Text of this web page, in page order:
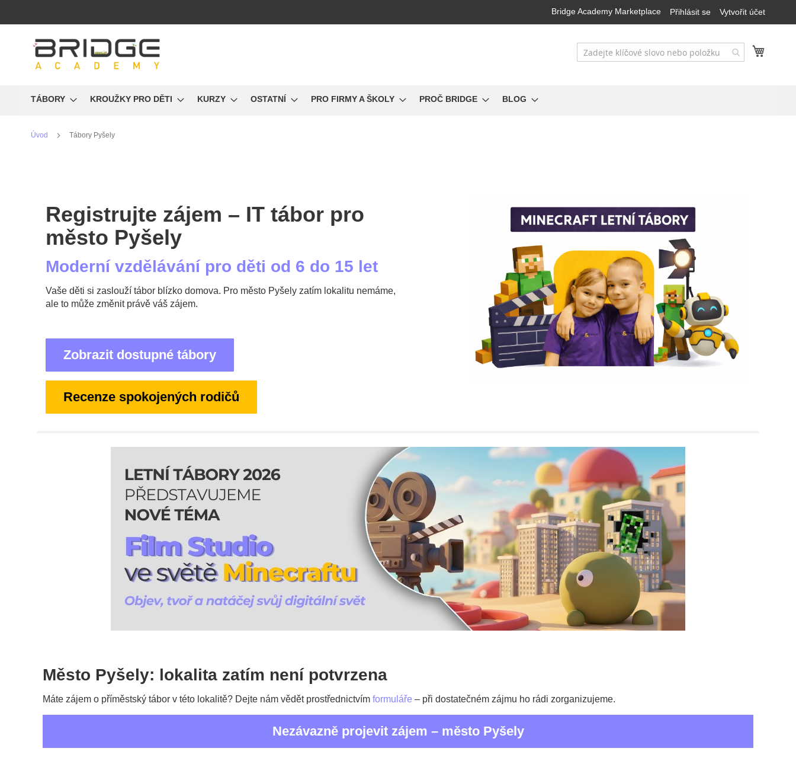
na
Bridge Academy Marketplace Přihlásit se Vytvořit účet
TÁBORY KROUŽKY PRO DĚTI KURZY OSTATNÍ PRO FIRMY A ŠKOLY PROČ BRIDGE BLOG
Úvod Tábory Pyšely
Registrujte zájem – IT tábor pro
město Pyšely
Moderní vzdělávání pro děti od 6 do 15 let
Vaše děti si zaslouží tábor blízko domova. Pro město Pyšely zatím lokalitu nemáme,
ale to může změnit právě váš zájem.
Zobrazit dostupné tábory
Recenze spokojených rodičů
Město Pyšely: lokalita zatím není potvrzena
Máte zájem o příměstský tábor v této lokalitě? Dejte nám vědět prostřednictvím formuláře – při dostatečném zájmu ho rádi zorganizujeme.
Nezávazně projevit zájem – město Pyšely